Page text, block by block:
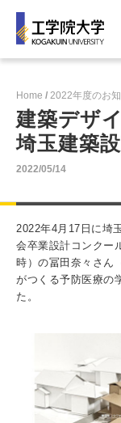
工学院大学について
学部・大学院
研究・産学連携
就職・キャリア
受験生の方
Home 2022年度のお
建築デザ
埼玉建築
2022/05/14
2022年4月17日に埼
会卒業設計コンクー
時）の冨田奈々さん
がつくる予防医療の
た。